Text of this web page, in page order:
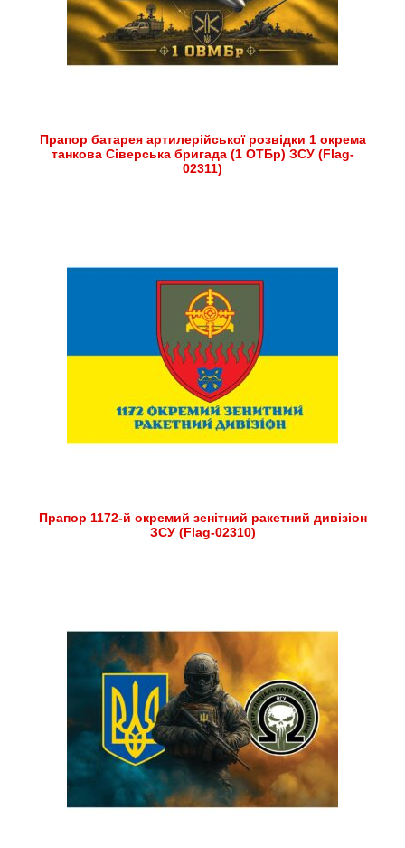
Прапор батарея артилерійської розвідки 1 окрема
танкова Сіверська бригада (1 ОТБр) ЗСУ (Flag-
02311)
Прапор 1172-й окремий зенітний ракетний дивізіон
ЗСУ (Flag-02310)